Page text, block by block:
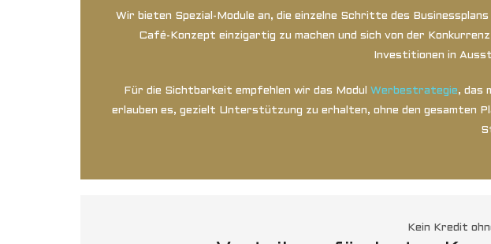
Wir bieten Spezial-Module an, die einzelne Schritte des
Café-Konzept einzigartig zu machen und sich von der
Investitionen in
Für die Sichtbarkeit empfehlen wir das Modul Werbestrategie, das
erlauben es, gezielt Unterstützung zu erhalten, ohne den gesamten
Kein Kredit